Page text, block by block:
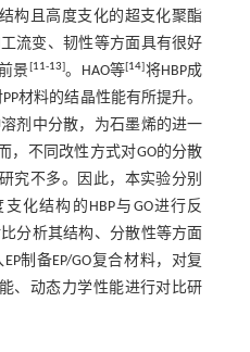
构且高度支化的超支化聚酯
流变、韧性等方面具有很好
景[11-13]。HAO等[14]将HBP成
材料的结晶性能有所提升。
剂中分散，为石墨烯的进一
，不同改性方式对GO的分散
究不多。因此，本实验分别
化结构的HBP与GO进行反
分析其结构、分散性等方面
制备EP/GO复合材料，对复
、动态力学性能进行对比研